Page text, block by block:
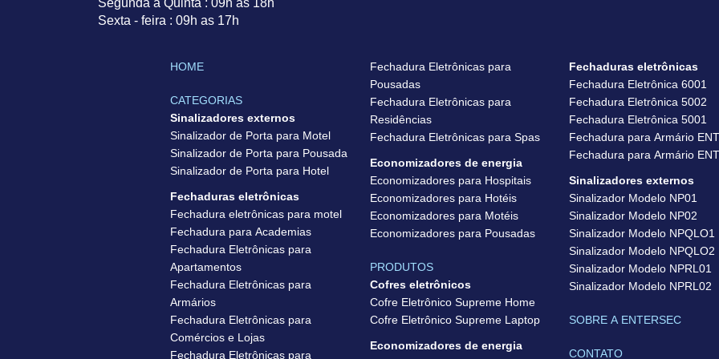
Segunda a Quinta : 09h as 18h
Sexta - feira : 09h as 17h
HOME
CATEGORIAS
Sinalizadores externos
Sinalizador de Porta para Motel
Sinalizador de Porta para Pousada
Sinalizador de Porta para Hotel
Fechaduras eletrônicas
Fechadura eletrônicas para motel
Fechadura para Academias
Fechadura Eletrônicas para
Apartamentos
Fechadura Eletrônicas para
Armários
Fechadura Eletrônicas para
Comércios e Lojas
Fechadura Eletrônicas para
Fechadura Eletrônicas para
Pousadas
Fechadura Eletrônicas para
Residências
Fechadura Eletrônicas para Spas
Economizadores de energia
Economizadores para Hospitais
Economizadores para Hotéis
Economizadores para Motéis
Economizadores para Pousadas
PRODUTOS
Cofres eletrônicos
Cofre Eletrônico Supreme Home
Cofre Eletrônico Supreme Laptop
Economizadores de energia
Fechaduras eletrônicas
Fechadura Eletrônica 6001
Fechadura Eletrônica 5002
Fechadura Eletrônica 5001
Fechadura para Armário
Fechadura para Armário
Sinalizadores externos
Sinalizador Modelo NP01
Sinalizador Modelo NP02
Sinalizador Modelo NPQLO1
Sinalizador Modelo NPQLO2
Sinalizador Modelo NPRL01
Sinalizador Modelo NPRL02
SOBRE A ENTERSEC
CONTATO